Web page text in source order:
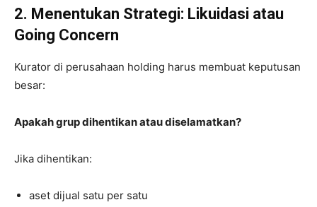
2. Menentukan Strategi: Likuidasi atau
Going Concern
Kurator di perusahaan holding harus membuat keputusan
besar:
Apakah grup dihentikan atau diselamatkan?
Jika dihentikan:
aset dijual satu per satu